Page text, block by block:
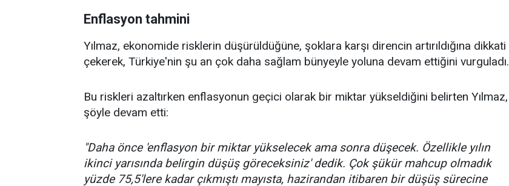
Enflasyon tahmini
Yılmaz, ekonomide risklerin düşürüldüğüne, şoklara karşı direncin artırıldığına dikkati
çekerek, Türkiye'nin şu an çok daha sağlam bünyeyle yoluna devam ettiğini vurguladı.
Bu riskleri azaltırken enflasyonun geçici olarak bir miktar yükseldiğini belirten Yılmaz,
şöyle devam etti:
"Daha önce 'enflasyon bir miktar yükselecek ama sonra düşecek. Özellikle yılın
ikinci yarısında belirgin düşüş göreceksiniz' dedik. Çok şükür mahcup olmadık
yüzde 75,5'lere kadar çıkmıştı mayısta, hazirandan itibaren bir düşüş sürecine